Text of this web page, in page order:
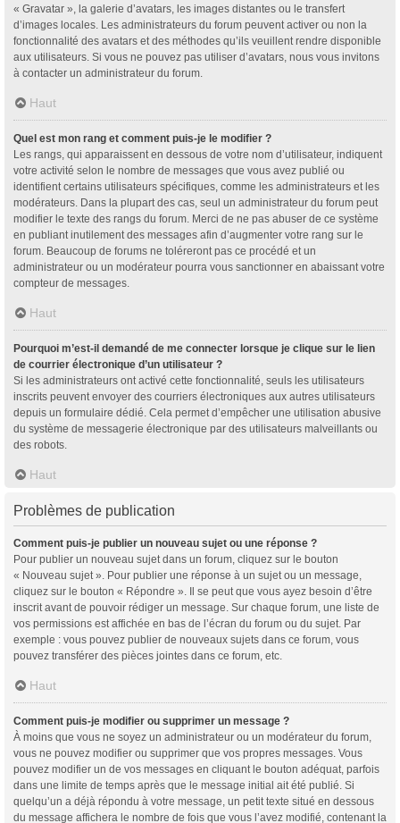
« Gravatar », la galerie d’avatars, les images distantes ou le transfert
d’images locales. Les administrateurs du forum peuvent activer ou non la
fonctionnalité des avatars et des méthodes qu’ils veuillent rendre disponible
aux utilisateurs. Si vous ne pouvez pas utiliser d’avatars, nous vous invitons
à contacter un administrateur du forum.
Haut
Quel est mon rang et comment puis-je le modifier ?
Les rangs, qui apparaissent en dessous de votre nom d’utilisateur, indiquent
votre activité selon le nombre de messages que vous avez publié ou
identifient certains utilisateurs spécifiques, comme les administrateurs et les
modérateurs. Dans la plupart des cas, seul un administrateur du forum peut
modifier le texte des rangs du forum. Merci de ne pas abuser de ce système
en publiant inutilement des messages afin d’augmenter votre rang sur le
forum. Beaucoup de forums ne toléreront pas ce procédé et un
administrateur ou un modérateur pourra vous sanctionner en abaissant votre
compteur de messages.
Haut
Pourquoi m’est-il demandé de me connecter lorsque je clique sur le lien
de courrier électronique d’un utilisateur ?
Si les administrateurs ont activé cette fonctionnalité, seuls les utilisateurs
inscrits peuvent envoyer des courriers électroniques aux autres utilisateurs
depuis un formulaire dédié. Cela permet d’empêcher une utilisation abusive
du système de messagerie électronique par des utilisateurs malveillants ou
des robots.
Haut
Problèmes de publication
Comment puis-je publier un nouveau sujet ou une réponse ?
Pour publier un nouveau sujet dans un forum, cliquez sur le bouton
« Nouveau sujet ». Pour publier une réponse à un sujet ou un message,
cliquez sur le bouton « Répondre ». Il se peut que vous ayez besoin d’être
inscrit avant de pouvoir rédiger un message. Sur chaque forum, une liste de
vos permissions est affichée en bas de l’écran du forum ou du sujet. Par
exemple : vous pouvez publier de nouveaux sujets dans ce forum, vous
pouvez transférer des pièces jointes dans ce forum, etc.
Haut
Comment puis-je modifier ou supprimer un message ?
À moins que vous ne soyez un administrateur ou un modérateur du forum,
vous ne pouvez modifier ou supprimer que vos propres messages. Vous
pouvez modifier un de vos messages en cliquant le bouton adéquat, parfois
dans une limite de temps après que le message initial ait été publié. Si
quelqu’un a déjà répondu à votre message, un petit texte situé en dessous
du message affichera le nombre de fois que vous l’avez modifié, contenant la